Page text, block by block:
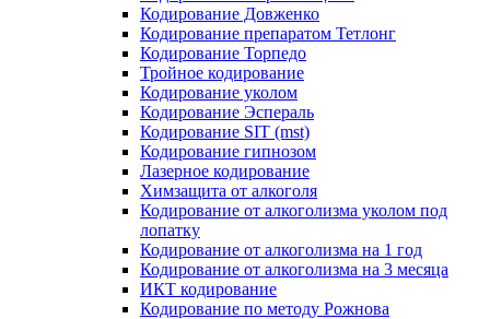
Кодирование Довженко
Кодирование препаратом Тетлонг
Кодирование Торпедо
Тройное кодирование
Кодирование уколом
Кодирование Эспераль
Кодирование SIT (mst)
Кодирование гипнозом
Лазерное кодирование
Химзащита от алкоголя
Кодирование от алкоголизма уколом под
лопатку
Кодирование от алкоголизма на 1 год
Кодирование от алкоголизма на 3 месяца
ИКТ кодирование
Кодирование по методу Рожнова